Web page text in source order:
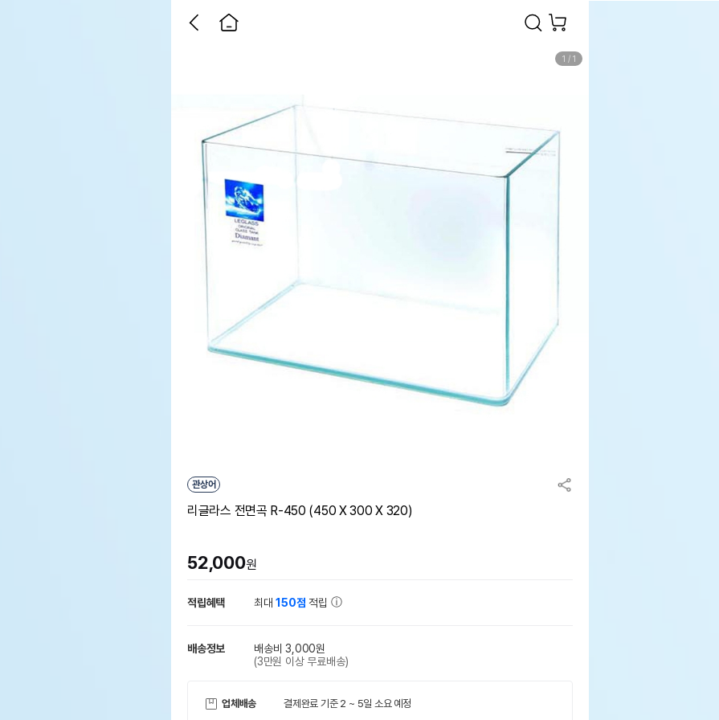
1 / 1
관상어
리글라스 전면곡 R-450 (450 X 300 X 320)
52,000원
적립혜택 최대150점 적립
배송정보
배송비 3,000원
(3만원 이상 무료배송)
업체배송 결제완료 기준 2 ~ 5일 소요 예정